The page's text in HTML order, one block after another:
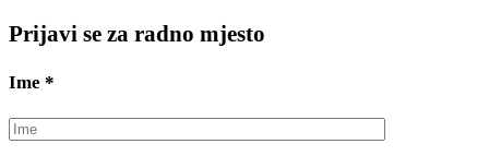
Prijavi se za radno mjesto
Ime *